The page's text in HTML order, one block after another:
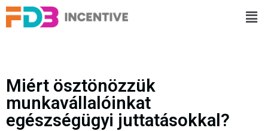
Miért ösztönözzük
munkavállalóinkat
egészségügyi juttatásokkal?